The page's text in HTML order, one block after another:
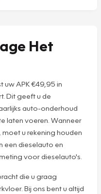
Het
uw APK €49,95 in
Dit geeft u de
auto-onderhoud
laten voeren. Wanneer
moet u rekening houden
een dieselauto en
voor dieselauto's.
die u graag
Bij ons bent u altijd